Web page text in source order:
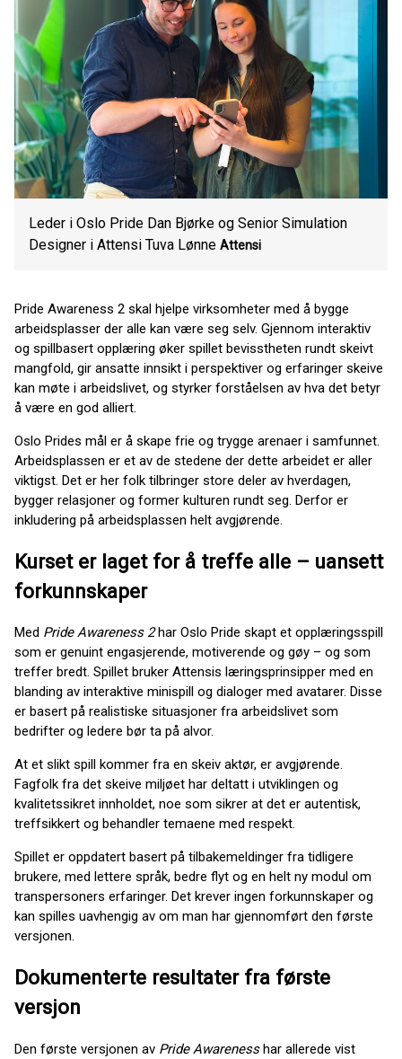
Leder i Oslo Pride Dan Bjørke og Senior Simulation
Designer i Attensi Tuva Lønne Attensi
Pride Awareness 2 skal hjelpe virksomheter med å bygge
arbeidsplasser der alle kan være seg selv. Gjennom interaktiv
og spillbasert opplæring øker spillet bevisstheten rundt skeivt
mangfold, gir ansatte innsikt i perspektiver og erfaringer skeive
kan møte i arbeidslivet, og styrker forståelsen av hva det betyr
å være en god alliert.
Oslo Prides mål er å skape frie og trygge arenaer i samfunnet.
Arbeidsplassen er et av de stedene der dette arbeidet er aller
viktigst. Det er her folk tilbringer store deler av hverdagen,
bygger relasjoner og former kulturen rundt seg. Derfor er
inkludering på arbeidsplassen helt avgjørende.
Kurset er laget for å treffe alle – uansett
forkunnskaper
Med Pride Awareness 2har Oslo Pride skapt et opplæringsspill
som er genuint engasjerende, motiverende og gøy – og som
treffer bredt. Spillet bruker Attensis læringsprinsipper med en
blanding av interaktive minispill og dialoger med avatarer. Disse
er basert på realistiske situasjoner fra arbeidslivet som
bedrifter og ledere bør ta på alvor.
At et slikt spill kommer fra en skeiv aktør, er avgjørende.
Fagfolk fra det skeive miljøet har deltatt i utviklingen og
kvalitetssikret innholdet, noe som sikrer at det er autentisk,
treffsikkert og behandler temaene med respekt.
Spillet er oppdatert basert på tilbakemeldinger fra tidligere
brukere, med lettere språk, bedre flyt og en helt ny modul om
transpersoners erfaringer. Det krever ingen forkunnskaper og
kan spilles uavhengig av om man har gjennomført den første
versjonen.
Dokumenterte resultater fra første
versjon
Den første versjonen av Pride Awarenesshar allerede vist